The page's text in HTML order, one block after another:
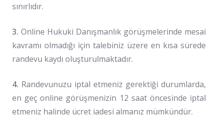
sınırlıdır.
3. Online Hukuki Danışmanlık görüşmelerinde mesai
kavramı olmadığı için talebiniz üzere en kısa sürede
randevu kaydı oluşturulmaktadır.
4. Randevunuzu iptal etmeniz gerektiği durumlarda,
en geç online görüşmenizin 12 saat öncesinde iptal
etmeniz halinde ücret iadesi almanız mümkündür.